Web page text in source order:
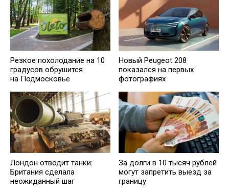
Резкое похолодание на 10
градусов обрушится
на Подмосковье
Новый Peugeot 208
показался на первых
фотографиях
Лондон отводит танки:
Британия сделала
неожиданный шаг
За долги в 10 тысяч рублей
могут запретить выезд за
границу